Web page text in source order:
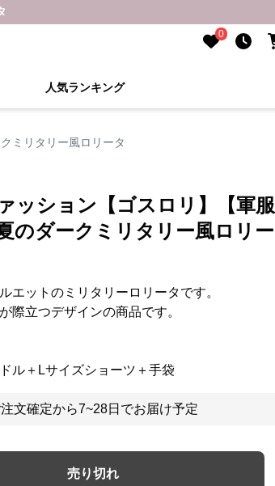
0
人気ランキング
ミリタリー風ロリータ
ッション【ゴスロリ】【軍服
のダークミリタリー風ロリー
エットのミリタリーロリータです。
際立つデザインの商品です。
ル＋Lサイズショーツ＋手袋
注文確定から7~28日でお届け予定
売り切れ